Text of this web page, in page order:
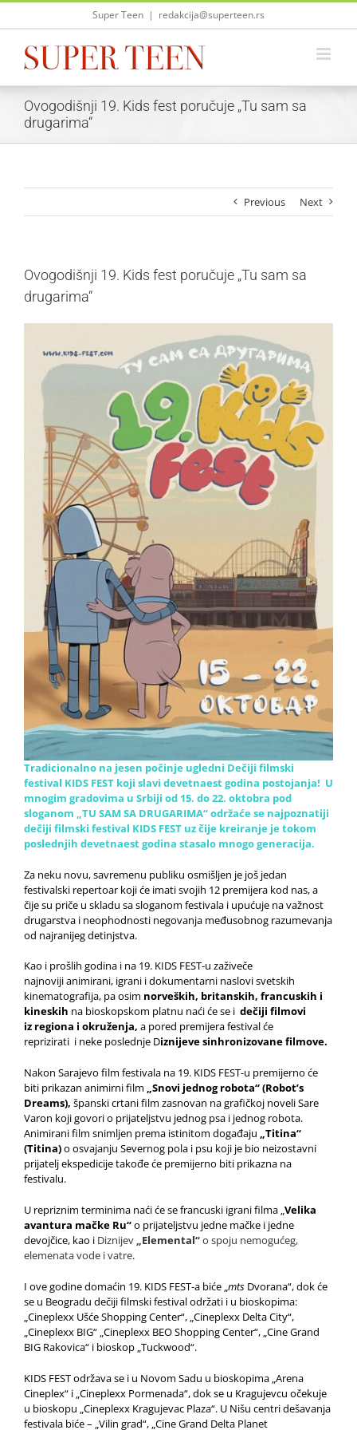
Skip
Super Teen | redakcija@superteen.rs
Ovogodišnji 19. Kids fest poručuje „Tu sam sa
drugarima“
Previous Next
Ovogodišnji 19. Kids fest poručuje „Tu sam sa
drugarima“
Tradicionalno na jesen počinje ugledni Dečiji filmski
festival KIDS FEST koji slavi devetnaest godina postojanja! U
mnogim gradovima u Srbiji od 15. do 22. oktobra pod
sloganom „TU SAM SA DRUGARIMA“ održaće se najpoznatiji
dečiji filmski festival KIDS FEST uz čije kreiranje je tokom
poslednjih devetnaest godina stasalo mnogo generacija.
Za neku novu, savremenu publiku osmišljen je još jedan
festivalski repertoar koji će imati svojih 12 premijera kod nas, a
čije su priče u skladu sa sloganom festivala i upućuje na važnost
drugarstva i neophodnosti negovanja međusobnog razumevanja
od najranijeg detinjstva.
Kao i prošlih godina i na 19. KIDS FEST-u zaživeče
najnoviji animirani, igrani i dokumentarni naslovi svetskih
kinematografija, pa osim norveških, britanskih, francuskih i
kineskih na bioskopskom platnu naći će se i dečiji filmovi
iz regiona i okruženja, a pored premijera festival će
reprizirati i neke poslednje Diznijeve sinhronizovane filmove.
Nakon Sarajevo film festivala na 19. KIDS FEST-u premijerno će
biti prikazan animirni film „Snovi jednog robota“ (Robot’s
Dreams), španski crtani film zasnovan na grafičkoj noveli Sare
Varon koji govori o prijateljstvu jednog psa i jednog robota.
Animirani film snimljen prema istinitom događaju „Titina“
(Titina)o osvajanju Severnog pola i psu koji je bio neizostavni
prijatelj ekspedicije takođe će premijerno biti prikazna na
festivalu.
U repriznim terminima naći će se francuski igrani filma „Velika
avantura mačke Ru“o prijateljstvu jedne mačke i jedne
devojčice, kao i Diznijev „Elemental“o spoju nemogućeg,
elemenata vode i vatre.
I ove godine domaćin 19. KIDS FEST-a biće „mts Dvorana“, dok će
se u Beogradu dečiji filmski festival održati i u bioskopima:
„Cineplexx Ušće Shopping Center“, „Cineplexx Delta City“,
„Cineplexx BIG“ „Cineplexx BEO Shopping Center“, „Cine Grand
BIG Rakovica“ i bioskop „Tuckwood“.
KIDS FEST održava se i u Novom Sadu u bioskopima „Arena
Cineplex“ i „Cineplexx Pormenada“, dok se u Kragujevcu očekuje
u bioskopu „Cineplexx Kragujevac Plaza“. U Nišu centri dešavanja
festivala biće – „Vilin grad“, „Cine Grand Delta Planet